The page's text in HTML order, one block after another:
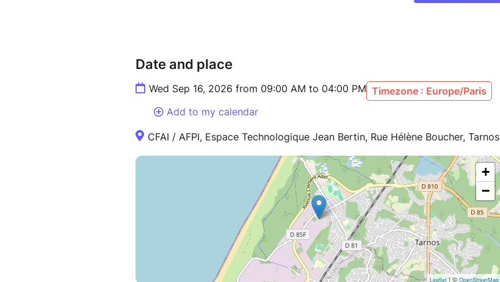
Date and place
Wed Sep 16, 2026 from 09:00 AM to 04:00 PM Timezone : Europe/Paris
Add to my calendar
CFAI / AFPI, Espace Technologique Jean Bertin, Rue Hélène Boucher, Tarnos
+
−
Leaflet| © OpenStreetMap